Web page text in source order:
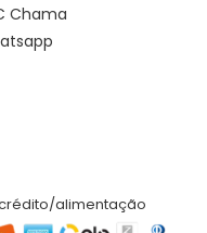
Chama
alimentação